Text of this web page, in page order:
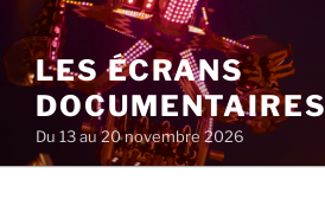
au
contenu
principal
LES ÉCRANS
DOCUMENTAIRES
Du 13 au 20 novembre 2026